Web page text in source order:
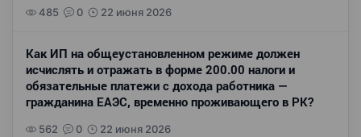
485 0 22 июня 2026
Как ИП на общеустановленном режиме должен
исчислять и отражать в форме 200.00 налоги и
обязательные платежи с дохода работника —
гражданина ЕАЭС, временно проживающего в РК?
562 0 22 июня 2026